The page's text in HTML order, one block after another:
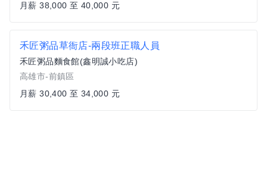
月薪 38,000 至 40,000 元
禾匠粥品草衙店-兩段班正職人員
禾匠粥品麵食館(鑫明誠小吃店)
高雄市-前鎮區
月薪 30,400 至 34,000 元